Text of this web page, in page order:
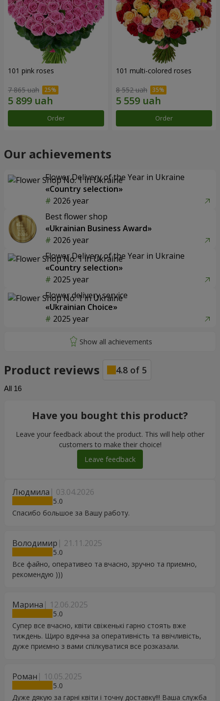
101 pink roses
7 865 uah
Order
101 multi-colored roses
8 552 uah
Order
Our achievements
Flower Delivery of the Year in Ukraine
«Country selection»
2026 year
Best flower shop
«Ukrainian Business Award»
2026 year
Flower Delivery of the Year in Ukraine
«Country selection»
2025 year
Flower delivery service
«Ukrainian Choice»
2025 year
Product reviews 4.8 of 5
All 16
Людмила 03.04.2026
5
Спасибо большое за Вашу работу.
Володимир 21.11.2025
5
Все файно, оперативео та вчасно, зручно та приємно,
рекомендую )))
Марина 12.06.2025
5
Супер все вчасно, квіти свіженькі гарно стоять вже
тиждень. Щиро вдячна за оперативність та ввічливість,
дуже приємно з вами спілкуватися все розказали.
Роман 10.05.2025
5
Дуже дякую за гарні квіти і точну доставку!!! Ваша служба
Have you bought this product?
Leave your feedback about the product. This will help other
customers to make their choice!
Leave feedback